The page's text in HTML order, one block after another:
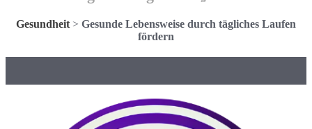
Gesundheit > Gesunde Lebensweise durch tägliches Laufen
fördern